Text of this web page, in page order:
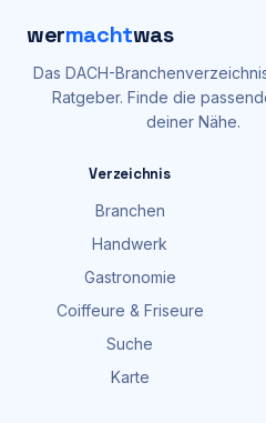
wermachtwas
Das DACH-
Ratgeber. Finde die
deiner Nähe.
Verzeichnis
Branchen
Handwerk
Gastronomie
Coiffeure & Friseure
Suche
Karte